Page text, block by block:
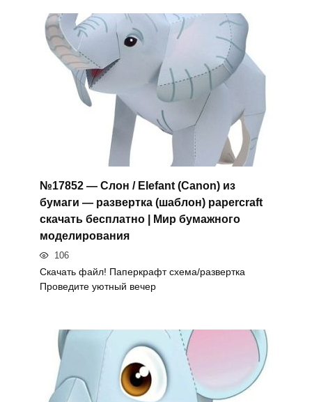
№17852 — Слон / Elefant (Canon) из
бумаги — развертка (шаблон) papercraft
скачать бесплатно | Мир бумажного
моделирования
106
Скачать файл! Паперкрафт схема/развертка
Проведите уютный вечер